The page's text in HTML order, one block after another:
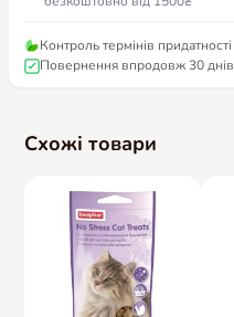
Контроль термінів придатності
Повернення впродовж 30 днів
Схожі товари